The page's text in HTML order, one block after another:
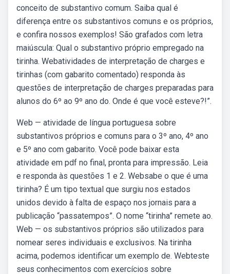
conceito de substantivo comum. Saiba qual é
diferença entre os substantivos comuns e os próprios,
e confira nossos exemplos! São grafados com letra
maiúscula: Qual o substantivo próprio empregado na
tirinha. Webatividades de interpretação de charges e
tirinhas (com gabarito comentado) responda às
questões de interpretação de charges preparadas para
alunos do 6º ao 9º ano do. Onde é que você esteve?!”.
Web — atividade de língua portuguesa sobre
substantivos próprios e comuns para o 3º ano, 4º ano
e 5º ano com gabarito. Você pode baixar esta
atividade em pdf no final, pronta para impressão. Leia
e responda às questões 1 e 2. Websabe o que é uma
tirinha? É um tipo textual que surgiu nos estados
unidos devido à falta de espaço nos jornais para a
publicação “passatempos”. O nome “tirinha” remete ao.
Web — os substantivos próprios são utilizados para
nomear seres individuais e exclusivos. Na tirinha
acima, podemos identificar um exemplo de. Webteste
seus conhecimentos com exercícios sobre